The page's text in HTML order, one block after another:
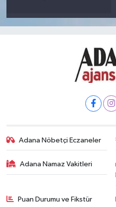
Adana Nöbetçi Eczaneler
Adana Namaz Vakitleri
Puan Durumu ve Fikstür